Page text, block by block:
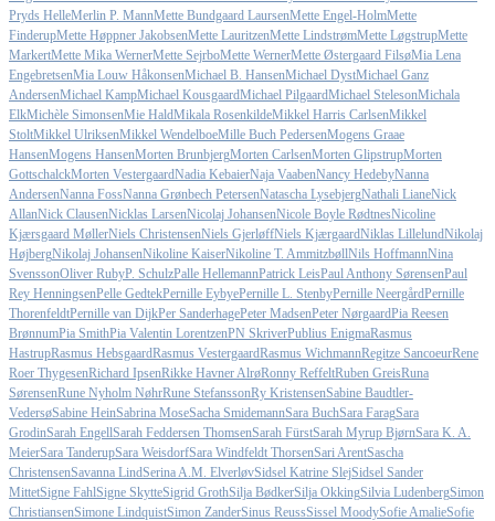
Pryds HelleMerlin P. MannMette Bundgaard LaursenMette Engel-HolmMette
FinderupMette Høppner JakobsenMette LauritzenMette LindstrømMette LøgstrupMette
MarkertMette Mika WernerMette SejrboMette WernerMette Østergaard FilsøMia Lena
EngebretsenMia Louw HåkonsenMichael B. HansenMichael DystMichael Ganz
AndersenMichael KampMichael KousgaardMichael PilgaardMichael StelesonMichala
ElkMichèle SimonsenMie HaldMikala RosenkildeMikkel Harris CarlsenMikkel
StoltMikkel UlriksenMikkel WendelboeMille Buch PedersenMogens Graae
HansenMogens HansenMorten BrunbjergMorten CarlsenMorten GlipstrupMorten
GottschalckMorten VestergaardNadia KebaierNaja VaabenNancy HedebyNanna
AndersenNanna FossNanna Grønbech PetersenNatascha LysebjergNathali LianeNick
AllanNick ClausenNicklas LarsenNicolaj JohansenNicole Boyle RødtnesNicoline
Kjærsgaard MøllerNiels ChristensenNiels GjerløffNiels KjærgaardNiklas LillelundNikolaj
HøjbergNikolaj JohansenNikoline KaiserNikoline T. AmmitzbøllNils HoffmannNina
SvenssonOliver RubyP. SchulzPalle HellemannPatrick LeisPaul Anthony SørensenPaul
Rey HenningsenPelle GedtekPernille EybyePernille L. StenbyPernille NeergårdPernille
ThorenfeldtPernille van DijkPer SanderhagePeter MadsenPeter NørgaardPia Reesen
BrønnumPia SmithPia Valentin LorentzenPN SkriverPublius EnigmaRasmus
HastrupRasmus HebsgaardRasmus VestergaardRasmus WichmannRegitze SancoeurRene
Roer ThygesenRichard IpsenRikke Havner AlrøRonny ReffeltRuben GreisRuna
SørensenRune Nyholm NøhrRune StefanssonRy KristensenSabine Baudtler-
VedersøSabine HeinSabrina MoseSacha SmidemannSara BuchSara FaragSara
GrodinSarah EngellSarah Feddersen ThomsenSarah FürstSarah Myrup BjørnSara K. A.
MeierSara TanderupSara WeisdorfSara Windfeldt ThorsenSari ArentSascha
ChristensenSavanna LindSerina A.M. ElverløvSidsel Katrine SlejSidsel Sander
MittetSigne FahlSigne SkytteSigrid GrothSilja BødkerSilja OkkingSilvia LudenbergSimon
ChristiansenSimone LindquistSimon ZanderSinus ReussSissel MoodySofie AmalieSofie